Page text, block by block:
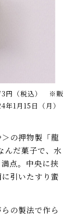
円（税込） ※販
1月15日（月）
の押物製「龍
んだ菓子で、水
点。中央に挟
引いたすり蜜
の製法で作ら